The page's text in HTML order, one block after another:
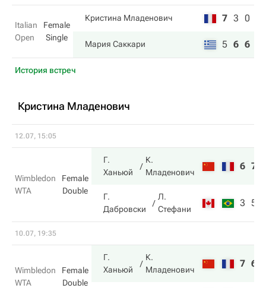
Italian
Open
Female
Single
Кристина Младенович 7 3 0
Мария Саккари 5 6 6
История встреч
Кристина Младенович
12.07, 15:05
Wimbledon
WTA
Female
Double
Г.
Ханьюй
К.
Младенович
6 7
Г.
Дабровски
Л.
Стефани
3 5
10.07, 19:35
Wimbledon
WTA
Female
Double
Г.
Ханьюй
К.
Младенович
7 6